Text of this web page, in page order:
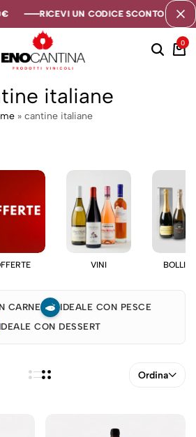
RICEVI UN CODICE SCONTO DI 5€
RICEVI UN CODICE SCONTO DI 5€
RICEVI UN CODICE SCONTO DI 5€
0
italiane
» cantine italiane
VINI
CARNE
IDEALE CON PESCE
CON DESSERT
Ordina